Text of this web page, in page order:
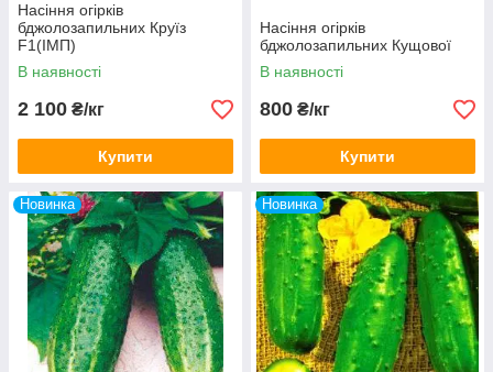
Насіння огірків
бджолозапильних Круїз
F1(ІМП)
В наявності
2 100 ₴/кг
Купити
Насіння огірків
бджолозапильних Кущової
В наявності
800 ₴/кг
Купити
Новинка Новинка